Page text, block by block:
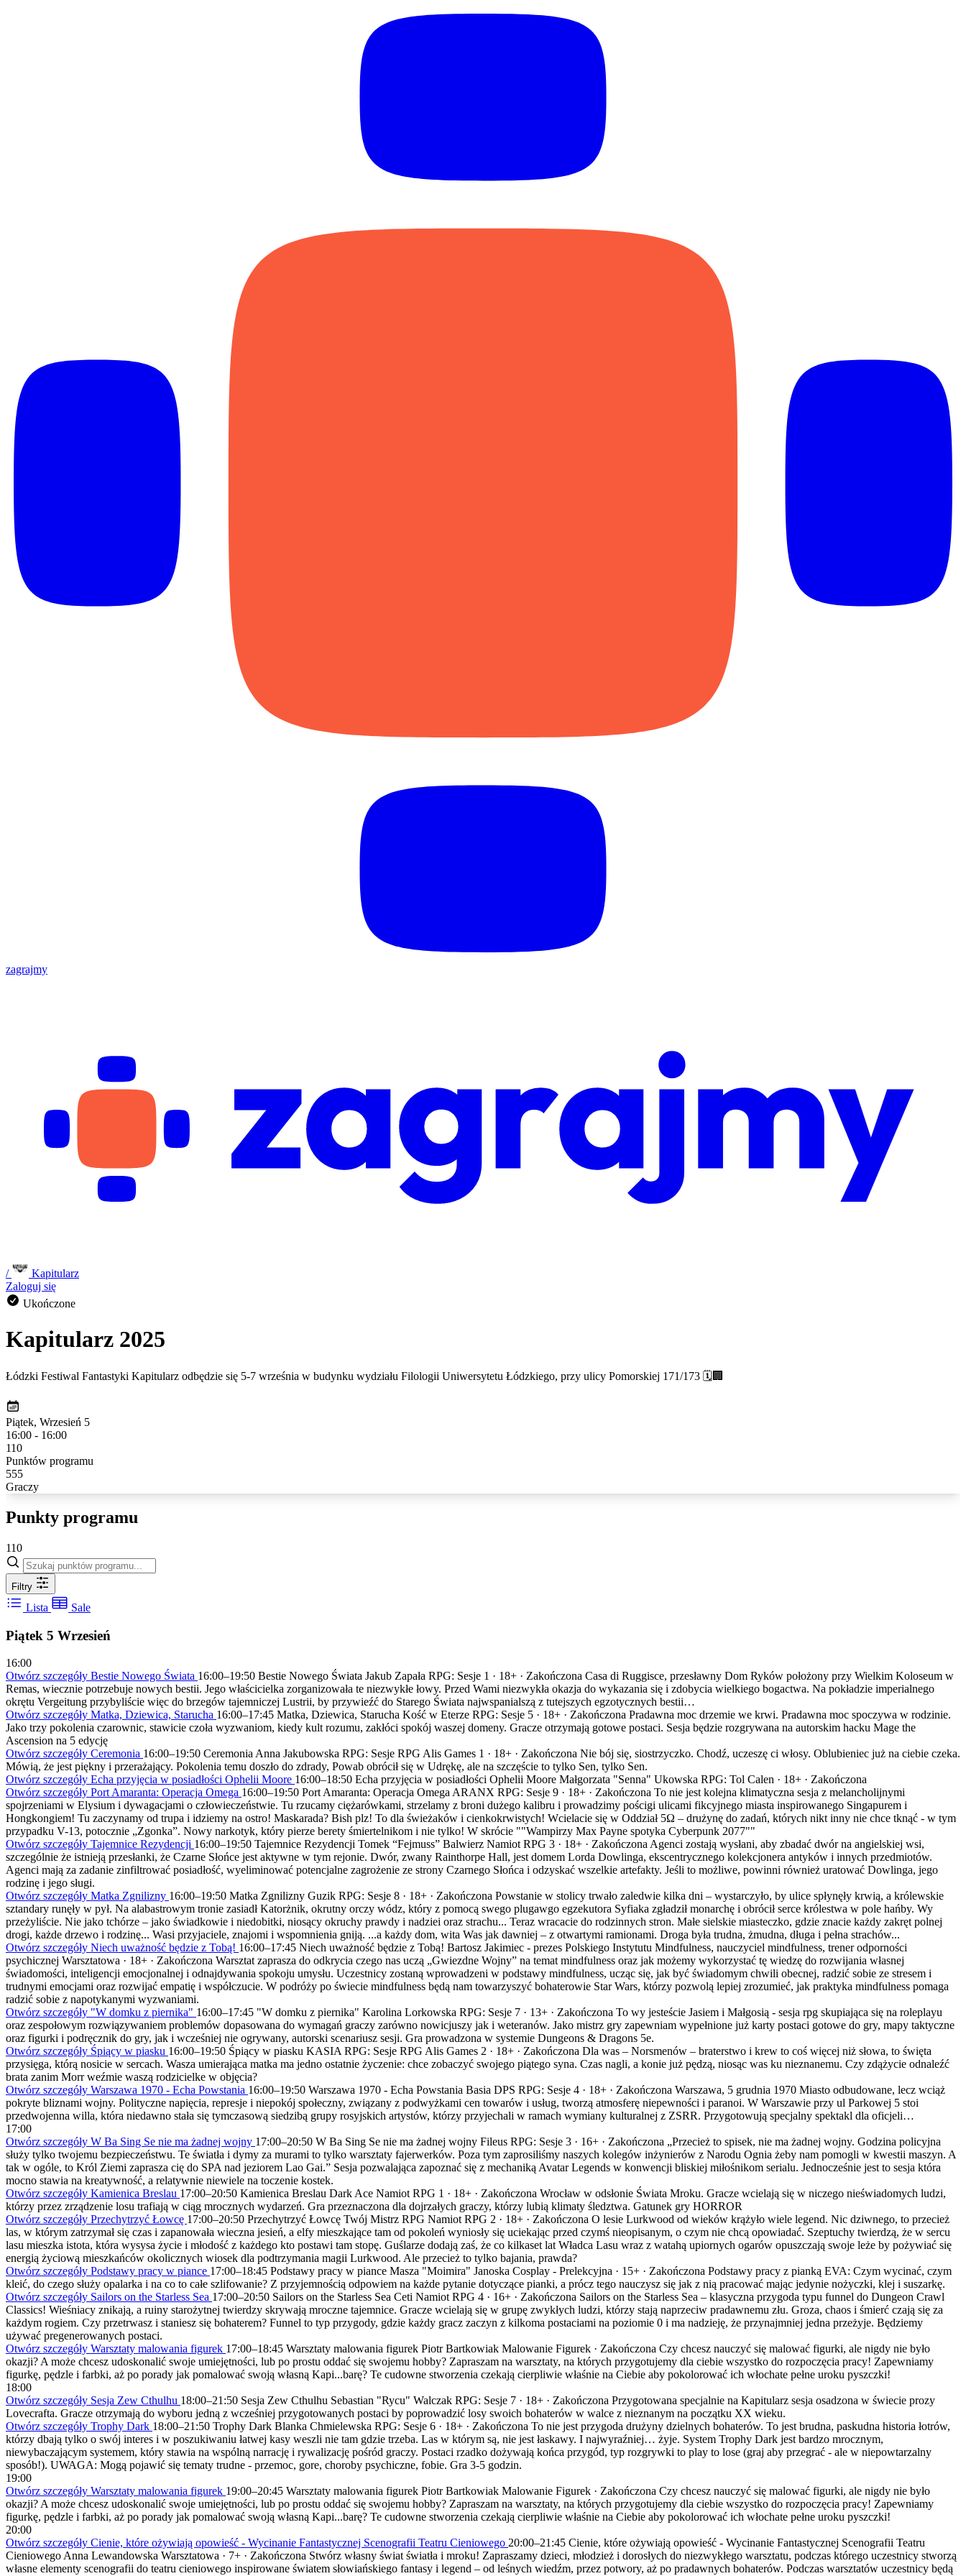
zagrajmy
/
Kapitularz
Zaloguj się
Ukończone
Kapitularz 2025
Łódzki Festiwal Fantastyki Kapitularz odbędzie się 5-7 września w budynku wydziału Filologii Uniwersytetu Łódzkiego, przy ulicy Pomorskiej 171/173 🗓🏢
Piątek, Wrzesień 5
16:00 - 16:00
110
Punktów programu
555
Graczy
Punkty programu
110
Filtry
Lista Sale
Piątek 5 Wrzesień
16:00
Otwórz szczegóły Bestie Nowego Świata 16:00–19:50 Bestie Nowego Świata Jakub Zapała RPG: Sesje 1 · 18+ · Zakończona Casa di Ruggisce, przesławny Dom Ryków położony przy Wielkim Koloseum w
Remas, wiecznie potrzebuje nowych bestii. Jego właścicielka zorganizowała te niezwykłe łowy. Przed Wami niezwykła okazja do wykazania się i zdobycia wielkiego bogactwa. Na pokładzie imperialnego
okrętu Vergeitung przybyliście więc do brzegów tajemniczej Lustrii, by przywieźć do Starego Świata najwspanialszą z tutejszych egzotycznych bestii…
Otwórz szczegóły Matka, Dziewica, Starucha 16:00–17:45 Matka, Dziewica, Starucha Kość w Eterze RPG: Sesje 5 · 18+ · Zakończona Pradawna moc drzemie we krwi. Pradawna moc spoczywa w rodzinie.
Jako trzy pokolenia czarownic, stawicie czoła wyzwaniom, kiedy kult rozumu, zakłóci spokój waszej domeny. Gracze otrzymają gotowe postaci. Sesja będzie rozgrywana na autorskim hacku Mage the
Ascension na 5 edycję
Otwórz szczegóły Ceremonia 16:00–19:50 Ceremonia Anna Jakubowska RPG: Sesje RPG Alis Games 1 · 18+ · Zakończona Nie bój się, siostrzyczko. Chodź, uczeszę ci włosy. Oblubieniec już na ciebie czeka.
Mówią, że jest piękny i przerażający. Pokolenia temu doszło do zdrady, Powab obrócił się w Udrękę, ale na szczęście to tylko Sen, tylko Sen.
Otwórz szczegóły Echa przyjęcia w posiadłości Ophelii Moore 16:00–18:50 Echa przyjęcia w posiadłości Ophelii Moore Małgorzata "Senna" Ukowska RPG: Tol Calen · 18+ · Zakończona
Otwórz szczegóły Port Amaranta: Operacja Omega 16:00–19:50 Port Amaranta: Operacja Omega ARANX RPG: Sesje 9 · 18+ · Zakończona To nie jest kolejna klimatyczna sesja z melancholijnymi
spojrzeniami w Elysium i dywagacjami o człowieczeństwie. Tu rzucamy ciężarówkami, strzelamy z broni dużego kalibru i prowadzimy pościgi ulicami fikcyjnego miasta inspirowanego Singapurem i
Hongkongiem! Tu zaczynamy od trupa i idziemy na ostro! Maskarada? Bish plz! To dla świeżaków i cienkokrwistych! Wcielacie się w Oddział 5Ω – drużynę do zadań, których nikt inny nie chce tknąć - w tym
przypadku V-13, potocznie „Zgonka”. Nowy narkotyk, który pierze berety śmiertelnikom i nie tylko! W skrócie ""Wampirzy Max Payne spotyka Cyberpunk 2077""
Otwórz szczegóły Tajemnice Rezydencji 16:00–19:50 Tajemnice Rezydencji Tomek “Fejmuss” Balwierz Namiot RPG 3 · 18+ · Zakończona Agenci zostają wysłani, aby zbadać dwór na angielskiej wsi,
szczególnie że istnieją przesłanki, że Czarne Słońce jest aktywne w tym rejonie. Dwór, zwany Rainthorpe Hall, jest domem Lorda Dowlinga, ekscentrycznego kolekcjonera antyków i innych przedmiotów.
Agenci mają za zadanie zinfiltrować posiadłość, wyeliminować potencjalne zagrożenie ze strony Czarnego Słońca i odzyskać wszelkie artefakty. Jeśli to możliwe, powinni również uratować Dowlinga, jego
rodzinę i jego sługi.
Otwórz szczegóły Matka Zgnilizny 16:00–19:50 Matka Zgnilizny Guzik RPG: Sesje 8 · 18+ · Zakończona Powstanie w stolicy trwało zaledwie kilka dni – wystarczyło, by ulice spłynęły krwią, a królewskie
sztandary runęły w pył. Na alabastrowym tronie zasiadł Katorżnik, okrutny orczy wódz, który z pomocą swego plugawgo egzekutora Syfiaka zgładził monarchę i obrócił serce królestwa w pole hańby. Wy
przeżyliście. Nie jako tchórze – jako świadkowie i niedobitki, niosący okruchy prawdy i nadziei oraz strachu... Teraz wracacie do rodzinnych stron. Małe sielskie miasteczko, gdzie znacie każdy zakręt polnej
drogi, każde drzewo i rodzinę... Wasi przyjaciele, znajomi i wspomnienia gniją. ...a każdy dom, wita Was jak dawniej – z otwartymi ramionami. Droga była trudna, żmudna, długa i pełna strachów...
Otwórz szczegóły Niech uważność będzie z Tobą! 16:00–17:45 Niech uważność będzie z Tobą! Bartosz Jakimiec - prezes Polskiego Instytutu Mindfulness, nauczyciel mindfulness, trener odporności
psychicznej Warsztatowa · 18+ · Zakończona Warsztat zaprasza do odkrycia czego nas uczą „Gwiezdne Wojny” na temat mindfulness oraz jak możemy wykorzystać tę wiedzę do rozwijania własnej
świadomości, inteligencji emocjonalnej i odnajdywania spokoju umysłu. Uczestnicy zostaną wprowadzeni w podstawy mindfulness, ucząc się, jak być świadomym chwili obecnej, radzić sobie ze stresem i
trudnymi emocjami oraz rozwijać empatię i współczucie. W podróży po świecie mindfulness będą nam towarzyszyć bohaterowie Star Wars, którzy pozwolą lepiej zrozumieć, jak praktyka mindfulness pomaga
radzić sobie z napotykanymi wyzwaniami.
Otwórz szczegóły "W domku z piernika" 16:00–17:45 "W domku z piernika" Karolina Lorkowska RPG: Sesje 7 · 13+ · Zakończona To wy jesteście Jasiem i Małgosią - sesja rpg skupiająca się na roleplayu
oraz zespołowym rozwiązywaniem problemów dopasowana do wymagań graczy zarówno nowicjuszy jak i weteranów. Jako mistrz gry zapewniam wypełnione już karty postaci gotowe do gry, mapy taktyczne
oraz figurki i podręcznik do gry, jak i wcześniej nie ogrywany, autorski scenariusz sesji. Gra prowadzona w systemie Dungeons & Dragons 5e.
Otwórz szczegóły Śpiący w piasku 16:00–19:50 Śpiący w piasku KASIA RPG: Sesje RPG Alis Games 2 · 18+ · Zakończona Dla was – Norsmenów – braterstwo i krew to coś więcej niż słowa, to święta
przysięga, którą nosicie w sercach. Wasza umierająca matka ma jedno ostatnie życzenie: chce zobaczyć swojego piątego syna. Czas nagli, a konie już pędzą, niosąc was ku nieznanemu. Czy zdążycie odnaleźć
brata zanim Morr weźmie waszą rodzicielke w objęcia?
Otwórz szczegóły Warszawa 1970 - Echa Powstania 16:00–19:50 Warszawa 1970 - Echa Powstania Basia DPS RPG: Sesje 4 · 18+ · Zakończona Warszawa, 5 grudnia 1970 Miasto odbudowane, lecz wciąż
pokryte bliznami wojny. Polityczne napięcia, represje i niepokój społeczny, związany z podwyżkami cen towarów i usług, tworzą atmosferę niepewności i paranoi. W Warszawie przy ul Parkowej 5 stoi
przedwojenna willa, która niedawno stała się tymczasową siedzibą grupy rosyjskich artystów, którzy przyjechali w ramach wymiany kulturalnej z ZSRR. Przygotowują specjalny spektakl dla oficjeli…
17:00
Otwórz szczegóły W Ba Sing Se nie ma żadnej wojny 17:00–20:50 W Ba Sing Se nie ma żadnej wojny Fileus RPG: Sesje 3 · 16+ · Zakończona „Przecież to spisek, nie ma żadnej wojny. Godzina policyjna
służy tylko twojemu bezpieczeństwu. Te światła i dymy za murami to tylko warsztaty fajerwerków. Poza tym zaprosiliśmy naszych kolegów inżynierów z Narodu Ognia żeby nam pomogli w kwestii maszyn. A
tak w ogóle, to Król Ziemi zaprasza cię do SPA nad jeziorem Lao Gai.” Sesja pozwalająca zapoznać się z mechaniką Avatar Legends w konwencji bliskiej miłośnikom serialu. Jednocześnie jest to sesja która
mocno stawia na kreatywność, a relatywnie niewiele na toczenie kostek.
Otwórz szczegóły Kamienica Breslau 17:00–20:50 Kamienica Breslau Dark Ace Namiot RPG 1 · 18+ · Zakończona Wrocław w odsłonie Świata Mroku. Gracze wcielają się w niczego nieświadomych ludzi,
którzy przez zrządzenie losu trafiają w ciąg mrocznych wydarzeń. Gra przeznaczona dla dojrzałych graczy, którzy lubią klimaty śledztwa. Gatunek gry HORROR
Otwórz szczegóły Przechytrzyć Łowcę 17:00–20:50 Przechytrzyć Łowcę Twój Mistrz RPG Namiot RPG 2 · 18+ · Zakończona O lesie Lurkwood od wieków krążyło wiele legend. Nic dziwnego, to przecież
las, w którym zatrzymał się czas i zapanowała wieczna jesień, a elfy mieszkające tam od pokoleń wyniosły się uciekając przed czymś nieopisanym, o czym nie chcą opowiadać. Szeptuchy twierdzą, że w sercu
lasu mieszka istota, która wysysa życie i młodość z każdego kto postawi tam stopę. Guślarze dodają zaś, że co kilkaset lat Władca Lasu wraz z watahą upiornych ogarów opuszczają swoje leże by pożywiać się
energią życiową mieszkańców okolicznych wiosek dla podtrzymania magii Lurkwood. Ale przecież to tylko bajania, prawda?
Otwórz szczegóły Podstawy pracy w piance 17:00–18:45 Podstawy pracy w piance Masza "Moimira" Janoska Cosplay - Prelekcyjna · 15+ · Zakończona Podstawy pracy z pianką EVA: Czym wycinać, czym
kleić, do czego służy opalarka i na co to całe szlifowanie? Z przyjemnością odpowiem na każde pytanie dotyczące pianki, a prócz tego nauczysz się jak z nią pracować mając jedynie nożyczki, klej i suszarkę.
Otwórz szczegóły Sailors on the Starless Sea 17:00–20:50 Sailors on the Starless Sea Ceti Namiot RPG 4 · 16+ · Zakończona Sailors on the Starless Sea – klasyczna przygoda typu funnel do Dungeon Crawl
Classics! Wieśniacy znikają, a ruiny starożytnej twierdzy skrywają mroczne tajemnice. Gracze wcielają się w grupę zwykłych ludzi, którzy stają naprzeciw pradawnemu złu. Groza, chaos i śmierć czają się za
każdym rogiem. Czy przetrwasz i staniesz się bohaterem? Funnel to typ przygody, gdzie każdy gracz zaczyn z kilkoma postaciami na poziomie 0 i ma nadzieję, że przynajmniej jedna przeżyje. Będziemy
używać pregenerowanych postaci.
Otwórz szczegóły Warsztaty malowania figurek 17:00–18:45 Warsztaty malowania figurek Piotr Bartkowiak Malowanie Figurek · Zakończona Czy chcesz nauczyć się malować figurki, ale nigdy nie było
okazji? A może chcesz udoskonalić swoje umiejętności, lub po prostu oddać się swojemu hobby? Zapraszam na warsztaty, na których przygotujemy dla ciebie wszystko do rozpoczęcia pracy! Zapewniamy
figurkę, pędzle i farbki, aż po porady jak pomalować swoją własną Kapi...barę? Te cudowne stworzenia czekają cierpliwie właśnie na Ciebie aby pokolorować ich włochate pełne uroku pyszczki!
18:00
Otwórz szczegóły Sesja Zew Cthulhu 18:00–21:50 Sesja Zew Cthulhu Sebastian "Rycu" Walczak RPG: Sesje 7 · 18+ · Zakończona Przygotowana specjalnie na Kapitularz sesja osadzona w świecie prozy
Lovecrafta. Gracze otrzymają do wyboru jedną z wcześniej przygotowanych postaci by poprowadzić losy swoich bohaterów w walce z nieznanym na początku XX wieku.
Otwórz szczegóły Trophy Dark 18:00–21:50 Trophy Dark Blanka Chmielewska RPG: Sesje 6 · 18+ · Zakończona To nie jest przygoda drużyny dzielnych bohaterów. To jest brudna, paskudna historia łotrów,
którzy dbają tylko o swój interes i w poszukiwaniu łatwej kasy weszli nie tam gdzie trzeba. Las w którym są, nie jest łaskawy. I najwyraźniej… żyje. System Trophy Dark jest bardzo mrocznym,
niewybaczającym systemem, który stawia na wspólną narrację i rywalizację pośród graczy. Postaci rzadko dożywają końca przygód, typ rozgrywki to play to lose (graj aby przegrać - ale w niepowtarzalny
sposób!). UWAGA: Mogą pojawić się tematy trudne - przemoc, gore, choroby psychiczne, fobie. Gra 3-5 godzin.
19:00
Otwórz szczegóły Warsztaty malowania figurek 19:00–20:45 Warsztaty malowania figurek Piotr Bartkowiak Malowanie Figurek · Zakończona Czy chcesz nauczyć się malować figurki, ale nigdy nie było
okazji? A może chcesz udoskonalić swoje umiejętności, lub po prostu oddać się swojemu hobby? Zapraszam na warsztaty, na których przygotujemy dla ciebie wszystko do rozpoczęcia pracy! Zapewniamy
figurkę, pędzle i farbki, aż po porady jak pomalować swoją własną Kapi...barę? Te cudowne stworzenia czekają cierpliwie właśnie na Ciebie aby pokolorować ich włochate pełne uroku pyszczki!
20:00
Otwórz szczegóły Cienie, które ożywiają opowieść - Wycinanie Fantastycznej Scenografii Teatru Cieniowego 20:00–21:45 Cienie, które ożywiają opowieść - Wycinanie Fantastycznej Scenografii Teatru
Cieniowego Anna Lewandowska Warsztatowa · 7+ · Zakończona Stwórz własny świat światła i mroku! Zapraszamy dzieci, młodzież i dorosłych do niezwykłego warsztatu, podczas którego uczestnicy stworzą
własne elementy scenografii do teatru cieniowego inspirowane światem słowiańskiego fantasy i legend – od leśnych wiedźm, przez potwory, aż po pradawnych bohaterów. Podczas warsztatów uczestnicy będą